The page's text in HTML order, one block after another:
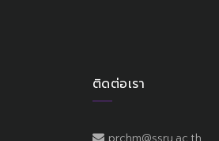
ติดต่อเรา